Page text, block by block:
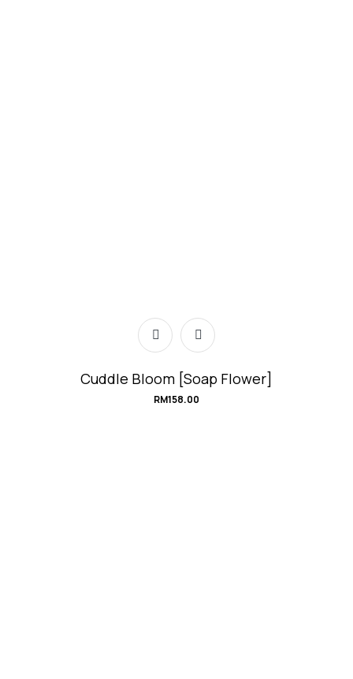
Cuddle Bloom [Soap Flower]
RM158.00